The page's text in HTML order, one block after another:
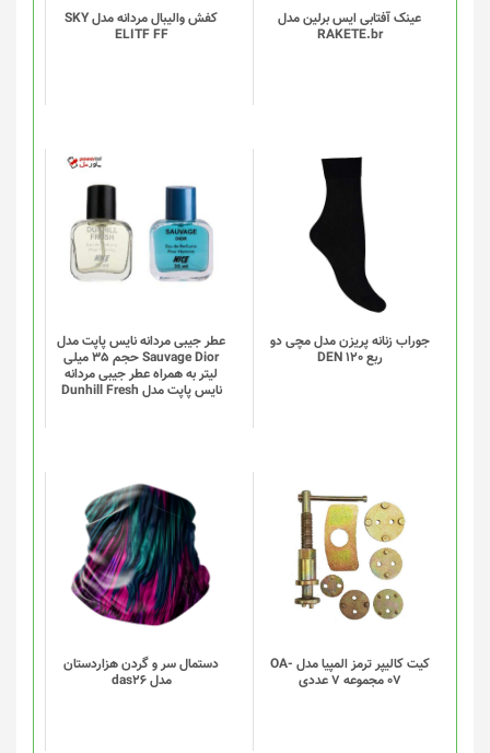
عینک آفتابی ایس برلین مدل
RAKETE.br
کفش والیبال مردانه مدل SKY
ELITF FF
گزینه
ها
محصول
انتخاب
جوراب زنانه پریزن مدل مچی دو
ربع DEN 120
این
محصول
دارای
انواع
مختلفی
می
گزینه
ها
انتخاب
شوند
عطر جیبی مردانه نایس پاپت مدل
Sauvage Dior حجم 35 میلی
لیتر به همراه عطر جیبی مردانه
نایس پاپت مدل Dunhill Fresh
کیت کالیپر ترمز المپیا مدل OA-
07 مجموعه 7 عددی
دستمال سر و گردن هزاردستان
مدل das26
این
محصول
دارای
انواع
مختلفی
می
گزینه
ها